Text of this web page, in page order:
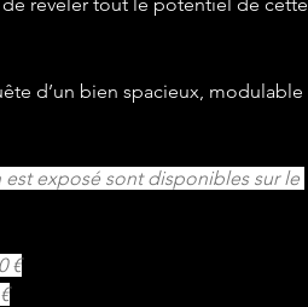
d’un bien spacieux, modulable
exposé sont disponibles sur le
€